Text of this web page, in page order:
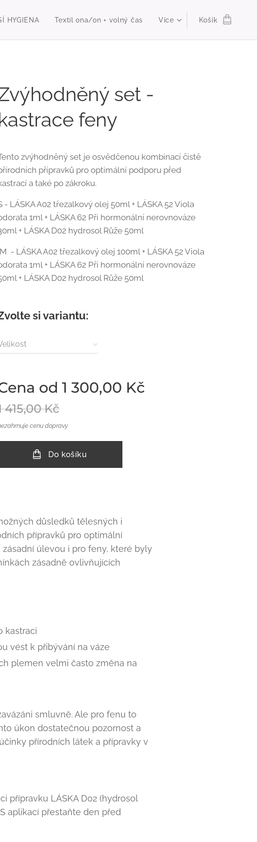
HYGIENA Textil ona/on + volný čas Více Košík
set -
feny
zvýhodněný set je osvědčenou kombinací čistě
přípravků pro optimální podporu před
a také po zákroku.
- LÁSKA A02 třezalkový olej 50ml + LÁSKA 52 Viola
1ml + LÁSKA 62 Při hormonální nerovnováze
+ LÁSKA D02 hydrosol Růže 50ml
M - LÁSKA A02 třezalkový olej 100ml + LÁSKA 52 Viola
1ml + LÁSKA 62 Při hormonální nerovnováze
+ LÁSKA D02 hydrosol Růže 50ml
si variantu:
od 1 300,00 Kč
415,00Kč
cenu dopravy
Do košíku
důsledků tělesných i
přípravků pro optimální
úlevou i pro feny, které byly
zásadně ovlivňujících
kastraci
vést k přibývání na váze
plemen velmi často změna na
smluvně. Ale pro fenu to
úkon dostatečnou pozornost a
přírodních látek a přípravky v
přípravku LÁSKA D02 (hydrosol
aplikací přestaňte den před